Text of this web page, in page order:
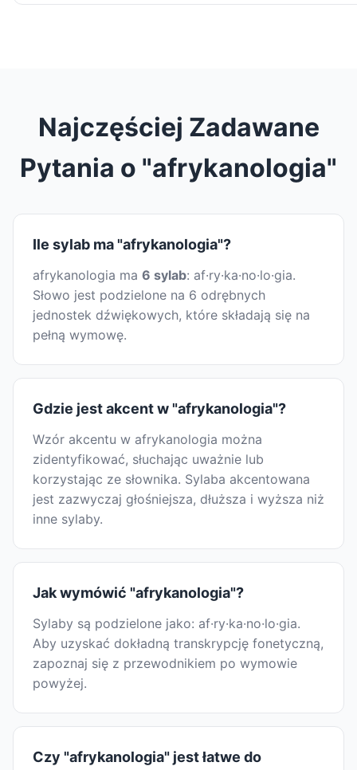
Najczęściej Zadawane
Pytania o "afrykanologia"
Ile sylab ma "afrykanologia"?
afrykanologia ma 6 sylab: af·ry·ka·no·lo·gia.
Słowo jest podzielone na 6 odrębnych
jednostek dźwiękowych, które składają się na
pełną wymowę.
Gdzie jest akcent w "afrykanologia"?
Wzór akcentu w afrykanologia można
zidentyfikować, słuchając uważnie lub
korzystając ze słownika. Sylaba akcentowana
jest zazwyczaj głośniejsza, dłuższa i wyższa niż
inne sylaby.
Jak wymówić "afrykanologia"?
Sylaby są podzielone jako: af·ry·ka·no·lo·gia.
Aby uzyskać dokładną transkrypcję fonetyczną,
zapoznaj się z przewodnikiem po wymowie
powyżej.
Czy "afrykanologia" jest łatwe do